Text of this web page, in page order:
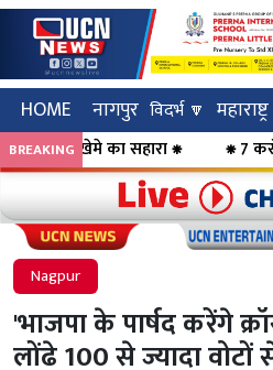
HOME नागपुर विदर्भ 🔽 महाराष्ट्र
BREAKING
का सहारा ⁕ ⁕ 7 करोड़ 68 लाख
Click to visit UCN News
Nagpur
'भाजपा के पार्षद करेंगे
लोंढे 100 से ज्यादा